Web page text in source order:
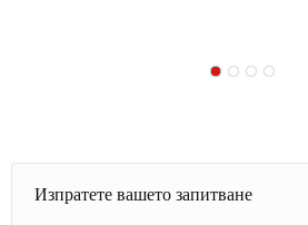
Изпратете вашето запитване